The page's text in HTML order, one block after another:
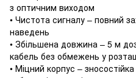
з оптичним виходом
• Чистота сигналу – повний
наведень
• Збільшена довжина – 5 м
кабель без обмежень у
• Міцний корпус –